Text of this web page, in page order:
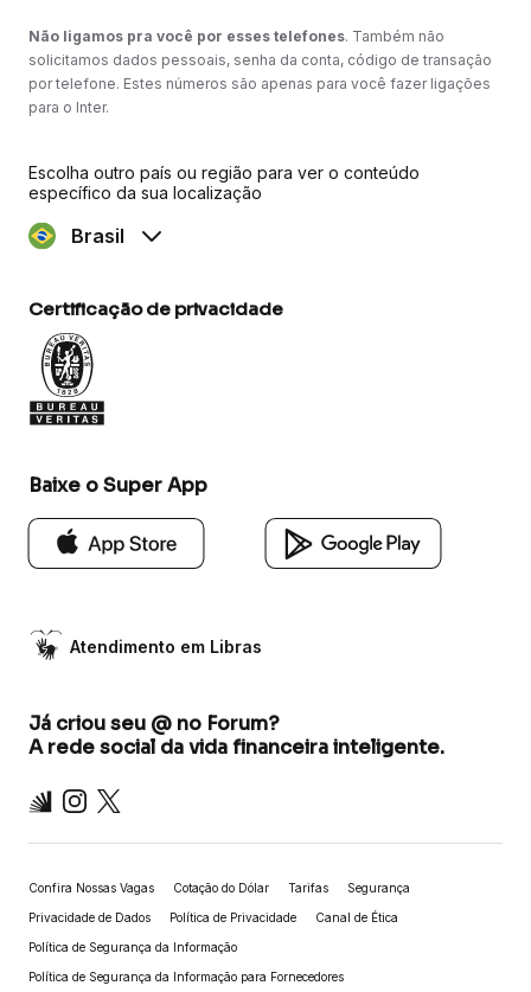
Não ligamos pra você por esses telefones. Também não
solicitamos dados pessoais, senha da conta, código de transação
por telefone. Estes números são apenas para você fazer ligações
para o Inter.
Escolha outro país ou região para ver o conteúdo
específico da sua localização
Brasil
Certificação de privacidade
Baixe o Super App
Atendimento em Libras
Já criou seu @ no Forum?
A rede social da vida financeira inteligente.
Inter Instagram
X
Confira Nossas Vagas Cotação do Dólar Tarifas Segurança
Privacidade de Dados Política de Privacidade Canal de Ética
Política de Segurança da Informação
Política de Segurança da Informação para Fornecedores